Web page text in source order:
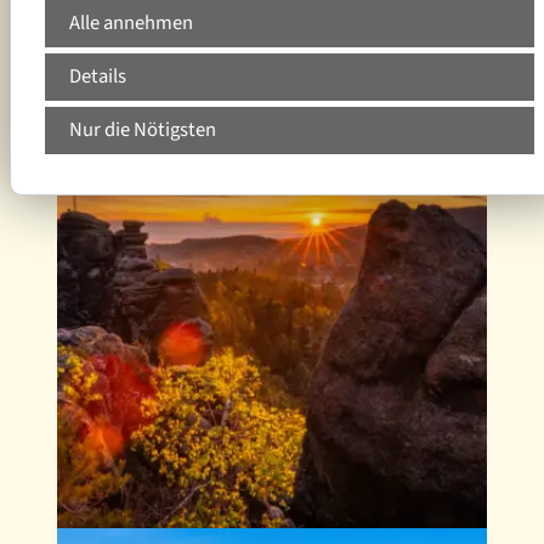
Regionalplanung
Alle annehmen
Details
Nur die Nötigsten